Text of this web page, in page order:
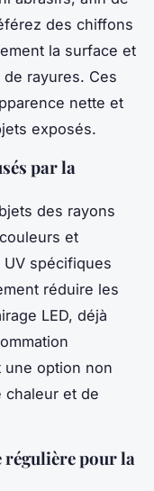
des chiffons
la surface et
rayures. Ces
nette et
exposés.
par la
des rayons
et
spécifiques
réduire les
LED, déjà
option non
chaleur et de
régulière pour la